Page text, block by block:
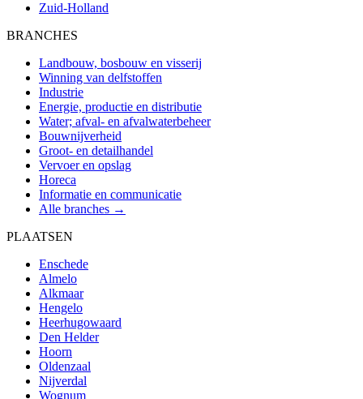
Zuid-Holland
BRANCHES
Landbouw, bosbouw en visserij
Winning van delfstoffen
Industrie
Energie, productie en distributie
Water; afval- en afvalwaterbeheer
Bouwnijverheid
Groot- en detailhandel
Vervoer en opslag
Horeca
Informatie en communicatie
Alle branches →
PLAATSEN
Enschede
Almelo
Alkmaar
Hengelo
Heerhugowaard
Den Helder
Hoorn
Oldenzaal
Nijverdal
Wognum